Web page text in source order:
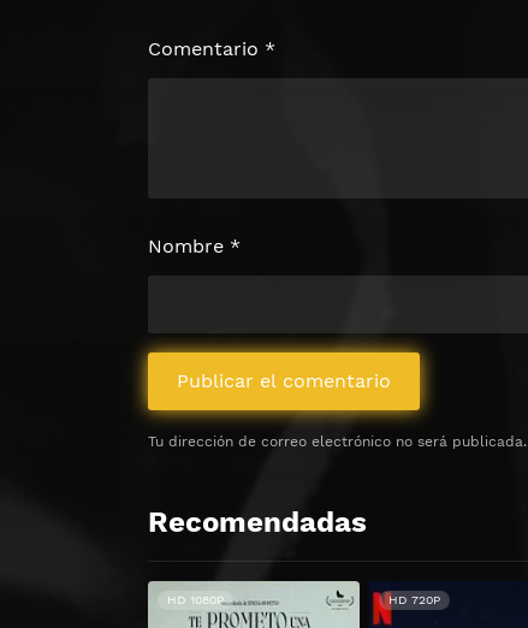
Tu dirección de correo electrónico no será publicada.
Comentario *
Nombre *
Recomendadas
HD 1080P HD 720P